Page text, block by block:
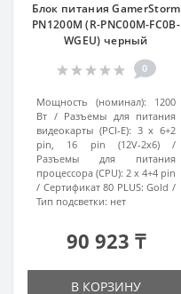
Блок питания GamerStorm
PN1200M (R-PNC00M-FC0B-
WGEU) черный
0
Мощность (номинал):
1200
Вт
Разъемы для питания
видеокарты (PCI-E): 3 x 6+2
pin, 16 pin (12V-2x6)
Разъемы для питания
процессора (CPU): 2 x 4+4 pin
Сертификат 80 PLUS: Gold
Тип подсветки: нет
90 923 ₸
В КОРЗИНУ